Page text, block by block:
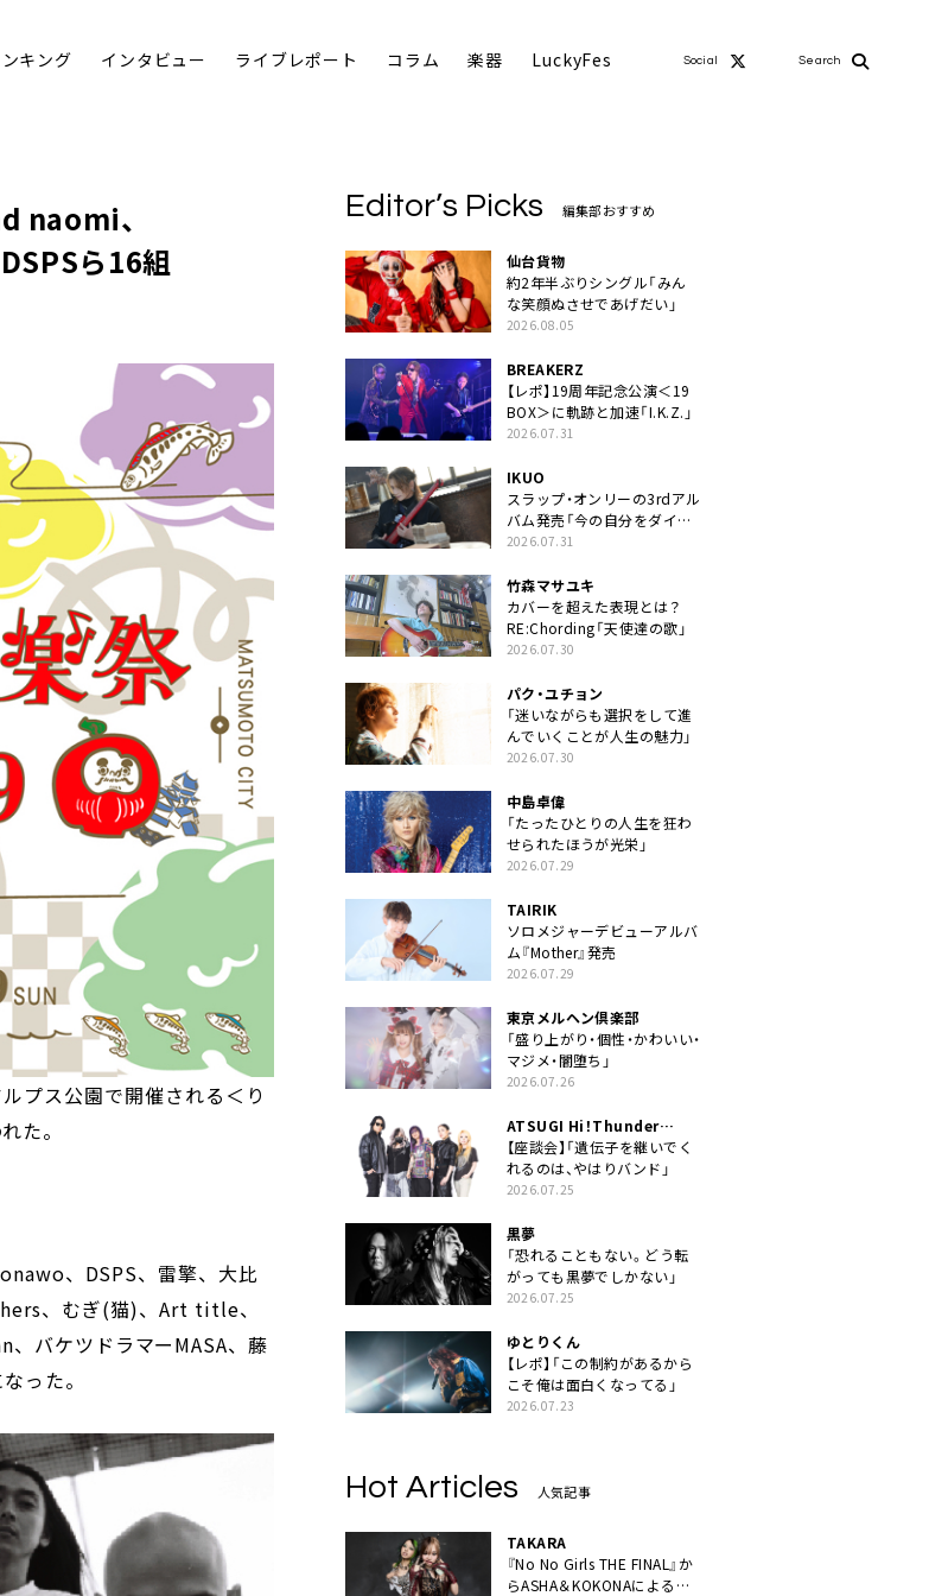
キング インタビュー ライブレポート コラム 楽器 LuckyFes Social Search
naomi、
DSPSら16組
プス公園で開催される＜り
た。
、DSPS、雷擎、大比
、むぎ(猫)、Art title、
バケツドラマーMASA、藤
った。
Editor’s Picks 編集部おすすめ
仙台貨物
約2年半ぶりシングル「みん
な笑顔ぬさせであげだい」
2026.08.05
BREAKERZ
【レポ】19周年記念公演＜19
BOX＞に軌跡と加速「I.K.Z.」
2026.07.31
IKUO
スラップ・オンリーの3rdアル
バム発売「今の自分をダイレ
クトに」
2026.07.31
竹森マサユキ
カバーを超えた表現とは？
RE:Chording「天使達の歌」
2026.07.30
パク・ユチョン
「迷いながらも選択をして進
んでいくことが人生の魅力」
2026.07.30
中島卓偉
「たったひとりの人生を狂わ
せられたほうが光栄」
2026.07.29
TAIRIK
ソロメジャーデビューアルバ
ム『Mother』発売
2026.07.29
東京メルヘン倶楽部
「盛り上がり・個性・かわいい・
マジメ・闇堕ち」
2026.07.26
ATSUGI Hi！Thunder
Rock Festival
【座談会】「遺伝子を継いでく
れるのは、やはりバンド」
2026.07.25
黒夢
「恐れることもない。どう転
がっても黒夢でしかない」
2026.07.25
ゆとりくん
【レポ】「この制約があるから
こそ俺は面白くなってる」
2026.07.23
Hot Articles 人気記事
TAKARA
『No No Girls THE FINAL』か
らASHA＆KOKONAによるユ